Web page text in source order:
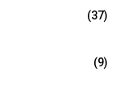
(37)
(9)